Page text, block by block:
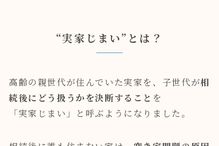
“実家じまい”とは？
高齢の親世代が住んでいた実家を、子世代が相
続後にどう扱うかを決断すること を
「実家じまい」と呼ぶようになりました。